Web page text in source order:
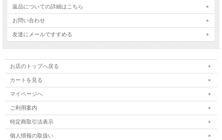
返品についての詳細はこちら
お問い合わせ
友達にメールですすめる
お店のトップへ戻る
カートを見る
マイページへ
ご利用案内
特定商取引法表示
個人情報の取扱い